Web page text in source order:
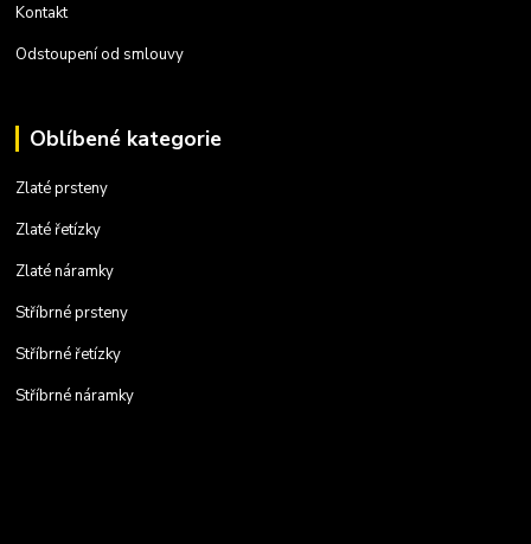
Kontakt
Odstoupení od smlouvy
Oblíbené kategorie
Zlaté prsteny
Zlaté řetízky
Zlaté náramky
Stříbrné prsteny
Stříbrné řetízky
Stříbrné náramky